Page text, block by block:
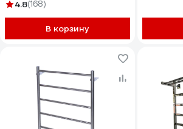
4.8(168)
В корзину